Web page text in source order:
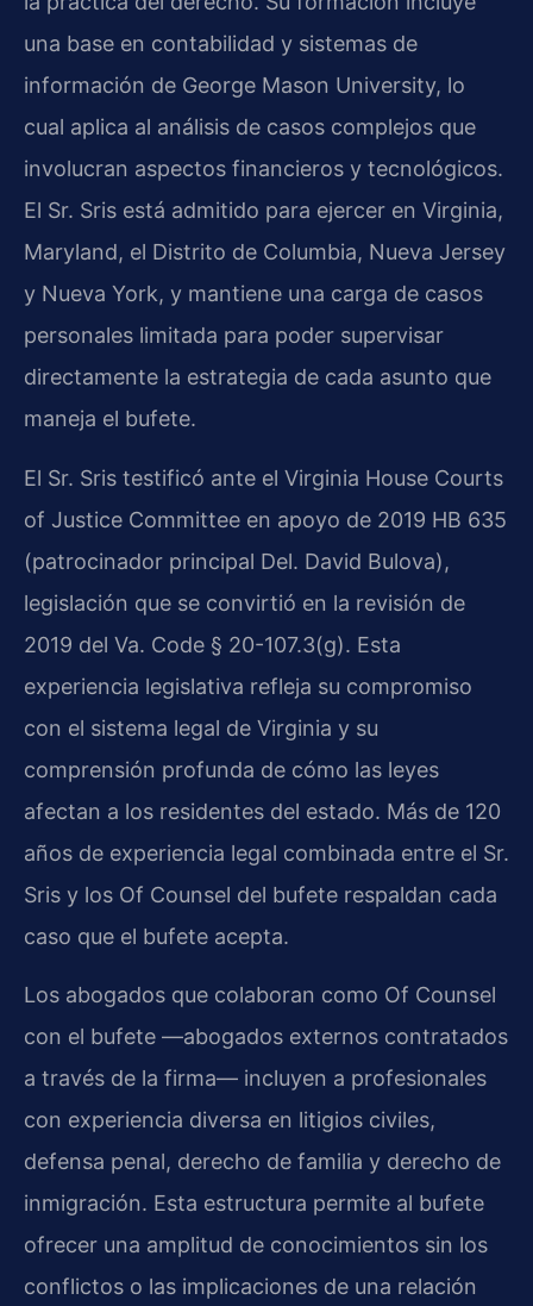
una base en contabilidad y sistemas de
información de George Mason University, lo
cual aplica al análisis de casos complejos que
involucran aspectos financieros y tecnológicos.
El Sr. Sris está admitido para ejercer en Virginia,
Maryland, el Distrito de Columbia, Nueva Jersey
y Nueva York, y mantiene una carga de casos
personales limitada para poder supervisar
directamente la estrategia de cada asunto que
maneja el bufete.
El Sr. Sris testificó ante el Virginia House Courts
of Justice Committee en apoyo de 2019 HB 635
(patrocinador principal Del. David Bulova),
legislación que se convirtió en la revisión de
2019 del Va. Code § 20-107.3(g). Esta
experiencia legislativa refleja su compromiso
con el sistema legal de Virginia y su
comprensión profunda de cómo las leyes
afectan a los residentes del estado. Más de 120
años de experiencia legal combinada entre el Sr.
Sris y los Of Counsel del bufete respaldan cada
caso que el bufete acepta.
Los abogados que colaboran como Of Counsel
con el bufete —abogados externos contratados
a través de la firma— incluyen a profesionales
con experiencia diversa en litigios civiles,
defensa penal, derecho de familia y derecho de
inmigración. Esta estructura permite al bufete
ofrecer una amplitud de conocimientos sin los
conflictos o las implicaciones de una relación